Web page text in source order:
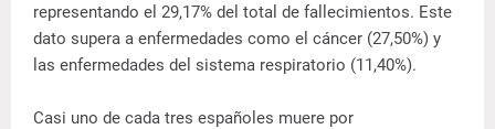
representando el 29,17% del total de fallecimientos. Este
dato supera a enfermedades como el cáncer (27,50%) y
las enfermedades del sistema respiratorio (11,40%).
Casi uno de cada tres españoles muere por